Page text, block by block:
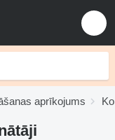
aprīkojums